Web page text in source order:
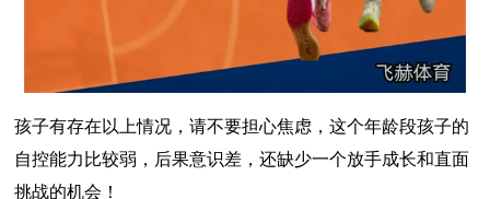
孩子有存在以上情况，请不要担心焦虑，这个年龄段孩子的
自控能力比较弱，后果意识差，还缺少一个放手成长和直面
挑战的机会！